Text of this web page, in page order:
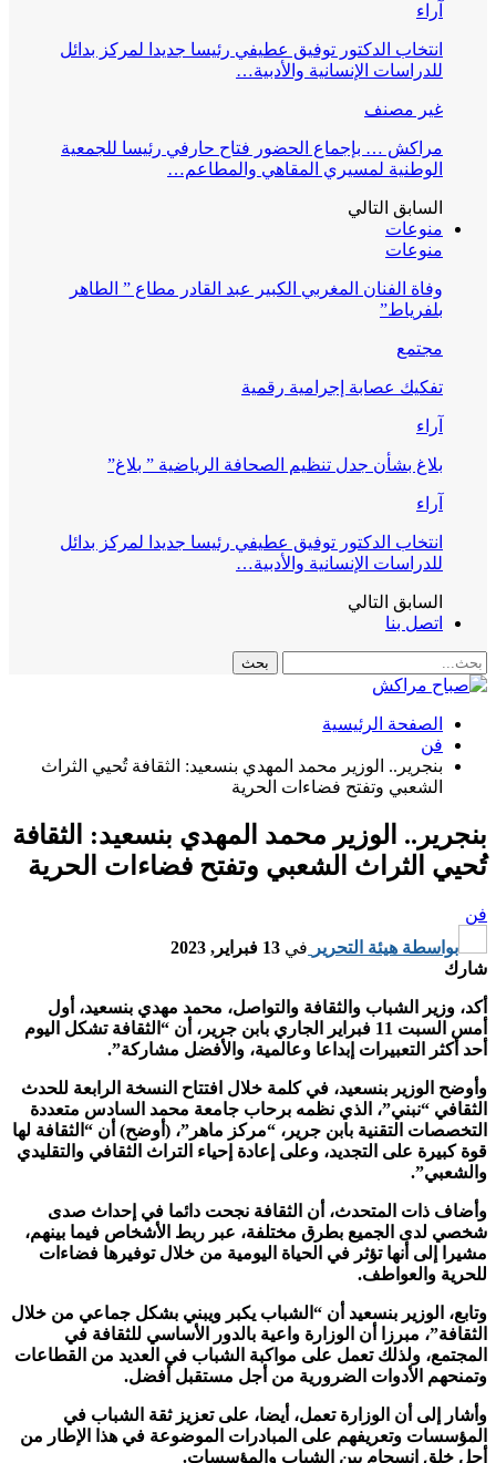
آراء
انتخاب الدكتور توفيق عطيفي رئيسا جديدا لمركز بدائل
للدراسات الإنسانية والأدبية…
غير مصنف
مراكش … بإجماع الحضور فتاح حارفي رئيسا للجمعية
الوطنية لمسيري المقاهي والمطاعم…
السابق التالي
منوعات
منوعات
وفاة الفنان المغربي الكبير عبد القادر مطاع ” الطاهر
بلفرياط”
مجتمع
تفكيك عصابة إجرامية رقمية
آراء
بلاغ بشأن جدل تنظيم الصحافة الرياضية ” بلاغ”
آراء
انتخاب الدكتور توفيق عطيفي رئيسا جديدا لمركز بدائل
للدراسات الإنسانية والأدبية…
السابق التالي
اتصل بنا
الصفحة الرئيسية
فن
بنجرير.. الوزير محمد المهدي بنسعيد: الثقافة تُحيي الثراث
الشعبي وتفتح فضاءات الحرية
بنجرير.. الوزير محمد المهدي بنسعيد: الثقافة
تُحيي الثراث الشعبي وتفتح فضاءات الحرية
فن
بواسطة هيئة التحرير في 13 فبراير, 2023
شارك
أكد، وزير الشباب والثقافة والتواصل، محمد مهدي بنسعيد، أول
أمس السبت 11 فبراير الجاري بابن جرير، أن “الثقافة تشكل اليوم
أحد أكثر التعبيرات إبداعا وعالمية، والأفضل مشاركة”.
وأوضح الوزير بنسعيد، في كلمة خلال افتتاح النسخة الرابعة للحدث
الثقافي “نبني”، الذي نظمه برحاب جامعة محمد السادس متعددة
التخصصات التقنية بابن جرير، “مركز ماهر”، (أوضح) أن “الثقافة لها
قوة كبيرة على التجديد، وعلى إعادة إحياء التراث الثقافي والتقليدي
والشعبي”.
وأضاف ذات المتحدث، أن الثقافة نجحت دائما في إحداث صدى
شخصي لدى الجميع بطرق مختلفة، عبر ربط الأشخاص فيما بينهم،
مشيرا إلى أنها تؤثر في الحياة اليومية من خلال توفيرها فضاءات
للحرية والعواطف.
وتابع، الوزير بنسعيد أن “الشباب يكبر ويبني بشكل جماعي من خلال
الثقافة”، مبرزا أن الوزارة واعية بالدور الأساسي للثقافة في
المجتمع، ولذلك تعمل على مواكبة الشباب في العديد من القطاعات
وتمنحهم الأدوات الضرورية من أجل مستقبل أفضل.
وأشار إلى أن الوزارة تعمل، أيضا، على تعزيز ثقة الشباب في
المؤسسات وتعريفهم على المبادرات الموضوعة في هذا الإطار من
أجل خلق انسجام بين الشباب والمؤسسات.